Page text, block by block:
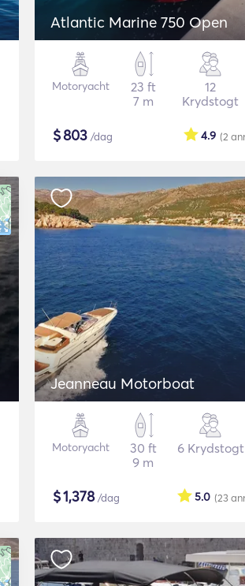
Atlantic Marine 750 Open
Motoryacht
23 ft
7 m
12
Krydstogt
$803 /dag (2
4.9
Jeanneau Motorboat
Motoryacht
30 ft
9 m
6 Krydstogt
$1,378/dag (23
5.0